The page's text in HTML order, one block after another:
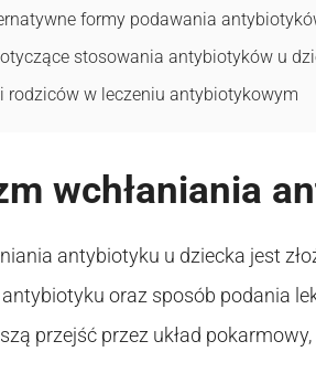
formy podawania
stosowania antybiotyków u
rodziców w leczeniu antybiotykowym
wchłaniania
antybiotyku u dziecka jest
antybiotyku oraz sposób podania
przejść przez układ